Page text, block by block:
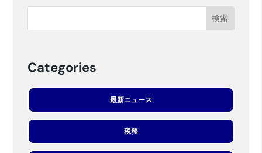
Categories
最新ニュース
税務